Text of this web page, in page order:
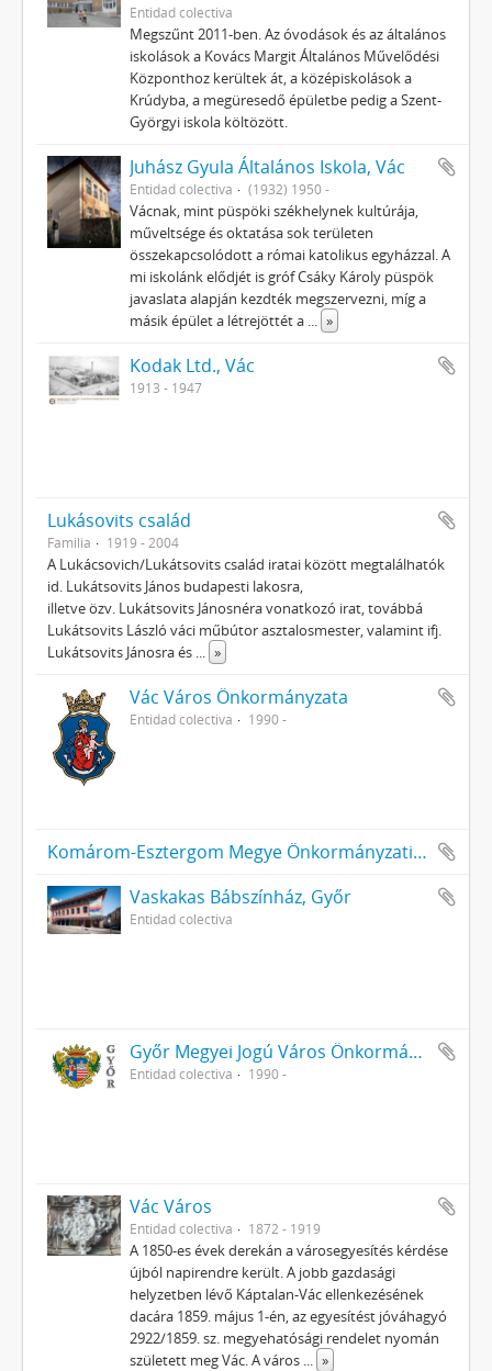
Entidad colectiva
Megszűnt 2011-ben. Az óvodások és az általános
iskolások a Kovács Margit Általános Művelődési
Központhoz kerültek át, a középiskolások a
Krúdyba, a megüresedő épületbe pedig a Szent-
Györgyi iskola költözött.
Juhász Gyula Általános Iskola, Vác
Entidad colectiva (1932) 1950 -
Vácnak, mint püspöki székhelynek kultúrája,
műveltsége és oktatása sok területen
összekapcsolódott a római katolikus egyházzal. A
mi iskolánk elődjét is gróf Csáky Károly püspök
javaslata alapján kezdték megszervezni, míg a
másik épület a létrejöttét a ... »
Kodak Ltd., Vác
1913 - 1947
Lukásovits család
Familia 1919 - 2004
A Lukácsovich/Lukátsovits család iratai között megtalálhatók
id. Lukátsovits János budapesti lakosra,
illetve özv. Lukátsovits Jánosnéra vonatkozó irat, továbbá
Lukátsovits László váci műbútor asztalosmester, valamint ifj.
Lukátsovits Jánosra és ... »
Vác Város Önkormányzata
Entidad colectiva 1990 -
Komárom-Esztergom Megye Önkormányzati Hivatala Bélyeggyűjtő Egyesülete Tatabánya
Vaskakas Bábszínház, Győr
Entidad colectiva
Győr Megyei Jogú Város Önkormányzata
Entidad colectiva 1990 -
Vác Város
Entidad colectiva 1872 - 1919
A 1850-es évek derekán a városegyesítés kérdése
újból napirendre került. A jobb gazdasági
helyzetben lévő Káptalan-Vác ellenkezésének
dacára 1859. május 1-én, az egyesítést jóváhagyó
2922/1859. sz. megyehatósági rendelet nyomán
született meg Vác. A város ... »